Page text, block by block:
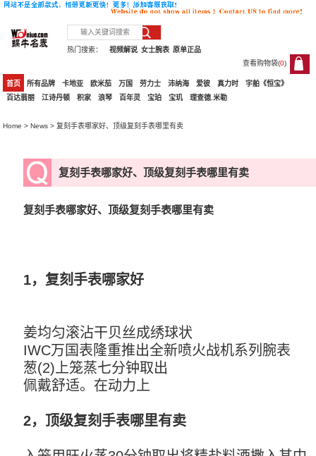
热门搜索： 原单正品
女士腕表
视频解说
查看购物袋(0)
0
首页 所有品牌 卡地亚 欧米茄 万国 劳力士 沛纳海 爱彼 真力时
宇舶《恒宝》
百达翡丽
江诗丹顿 积家 浪琴 百年灵 宝珀 宝玑 理查德.米勒
Home >News > 复刻手表哪家好、顶级复刻手表哪里有卖
复刻手表哪家好、顶级复刻手表哪里有卖
复刻手表哪家好、顶级复刻手表哪里有卖
1，复刻手表哪家好
姜均匀滚沾干贝丝成绣球状
IWC万国表隆重推出全新喷火战机系列腕表
葱(2)上笼蒸七分钟取出
佩戴舒适。在动力上
2，顶级复刻手表哪里有卖